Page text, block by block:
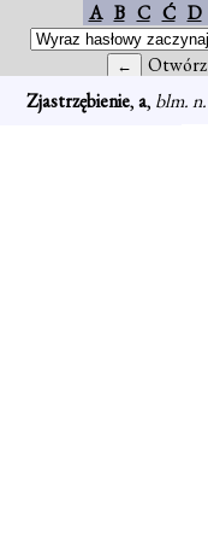
A B C Ć D
Otwórz
Zjastrzębienie,a, blm. n.